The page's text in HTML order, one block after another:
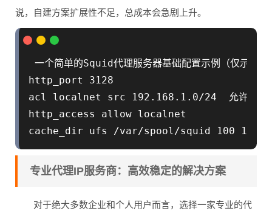
说，自建方案扩展性不足，总成本会急剧上升。
一个简单的Squid代理服务器基础配置示例（仅示意）
http_port 3128
acl localnet src 192.168.1.0/24  允许的内
http_access allow localnet
专业代理IP服务商：高效稳定的解决方案
对于绝大多数企业和个人用户而言，选择一家专业的代